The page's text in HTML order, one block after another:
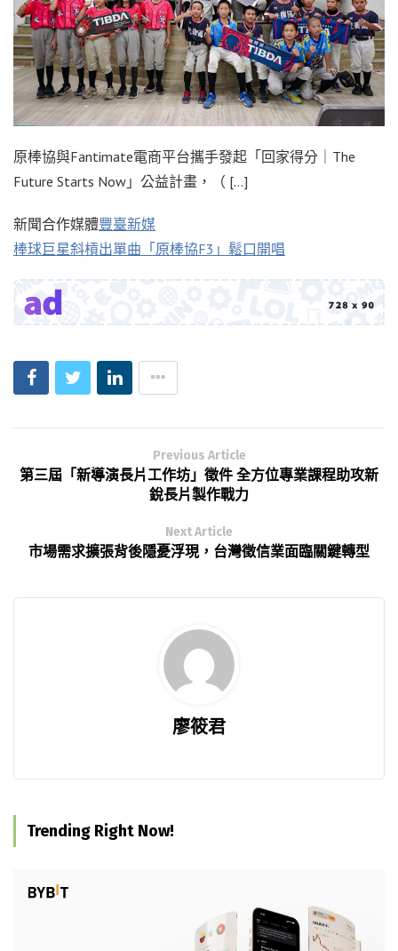
原棒協與Fantimate電商平台攜手發起「回家得分｜The
Future Starts Now」公益計畫，（ […]
新聞合作媒體豐臺新媒
棒球巨星斜槓出單曲「原棒協F3」鬆口開唱
Previous Article
第三屆「新導演長片工作坊」徵件 全方位專業課程助攻新
銳長片製作戰力
Next Article
市場需求擴張背後隱憂浮現，台灣徵信業面臨關鍵轉型
廖筱君
Trending Right Now!